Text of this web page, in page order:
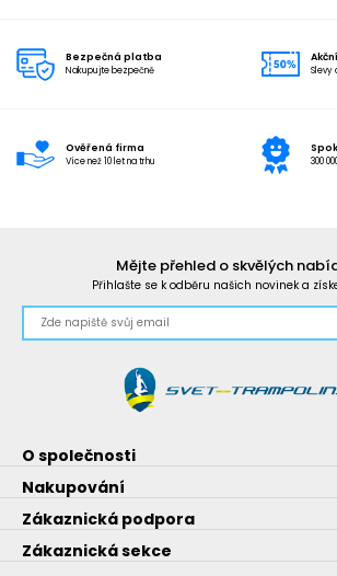
Bezpečná platba
Nakupujte bezpečně Slevy
Ověřená firma
Více než 10 let na trhu 300
Mějte přehled o skvělých
Přihlašte se k odběru našich novinek a
O společnosti
Nakupování
Zákaznická podpora
Zákaznická sekce